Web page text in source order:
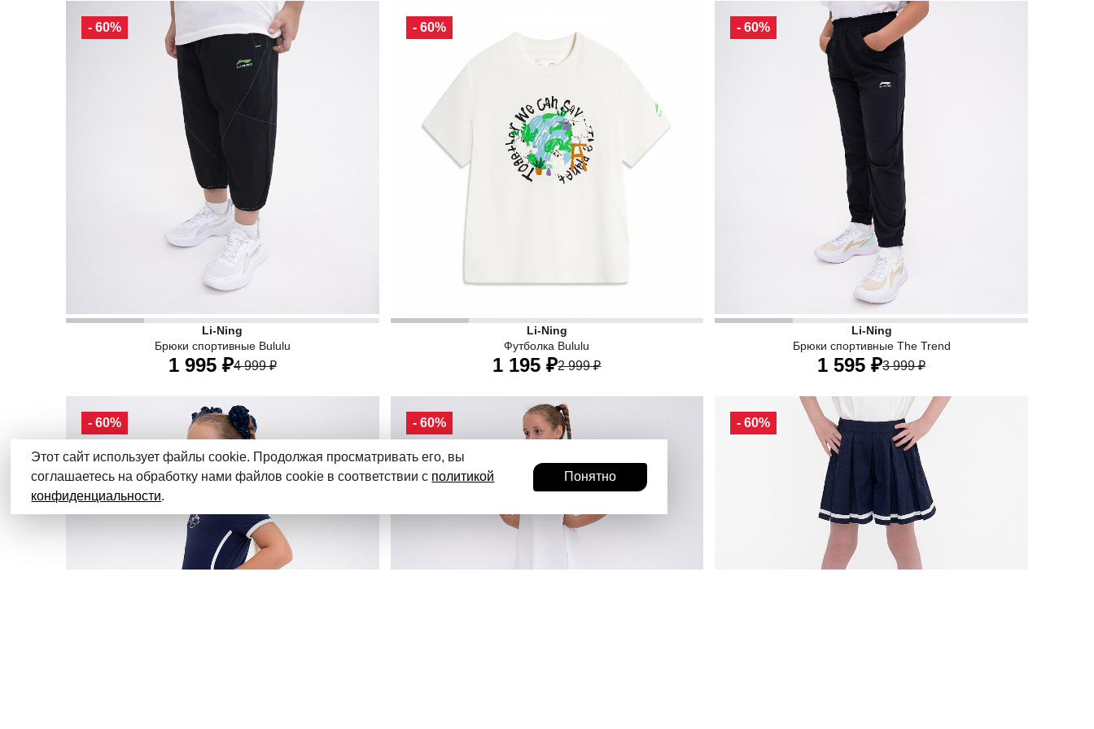
100 130 100 110 120 130
- 60%
Li-Ning
Брюки спортивные Bululu
• Трендовые детские спортивные штаны Li-Ning — идеальный выбор для активных игр и тренировок.
1 995 ₽4 999 ₽
100 110 120
- 60%
Li-Ning
Футболка Bululu
• Стиль и функциональность в одном! Эти трендовые детские футболки из инновационных материалов не
1 195 ₽2 999 ₽
110 120
- 60%
Li-Ning
Брюки спортивные The Trend
• Трендовые детские спортивные штаны Li-Ning —
1 595 ₽3 999 ₽
90 100 120 130
- 60% - 60% - 60%
Этот сайт использует файлы cookie. Продолжая просматривать его, вы
соглашаетесь на обработку нами файлов cookie в соответствии с политикой
конфиденциальности.
Понятно